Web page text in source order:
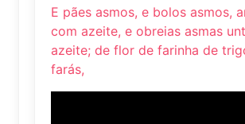
E pães asmos, e bolos asmos,
com azeite, e obreias asmas
azeite; de flor de farinha de
farás,